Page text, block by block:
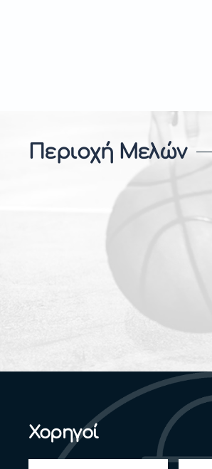
Περιοχή Μελών
Χορηγοί